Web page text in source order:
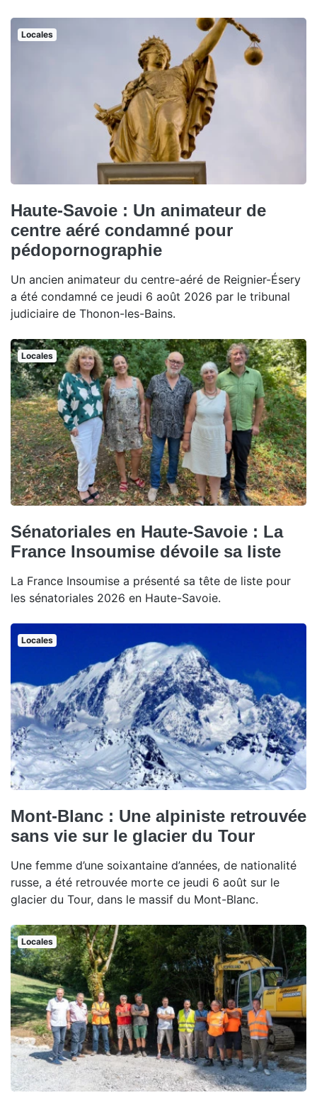
Locales
Haute-Savoie : Un animateur de
centre aéré condamné pour
pédopornographie
Un ancien animateur du centre-aéré de Reignier-Ésery
a été condamné ce jeudi 6 août 2026 par le tribunal
judiciaire de Thonon-les-Bains.
Locales
Sénatoriales en Haute-Savoie : La
France Insoumise dévoile sa liste
La France Insoumise a présenté sa tête de liste pour
les sénatoriales 2026 en Haute-Savoie.
Locales
Mont-Blanc : Une alpiniste retrouvée
sans vie sur le glacier du Tour
Une femme d’une soixantaine d’années, de nationalité
russe, a été retrouvée morte ce jeudi 6 août sur le
glacier du Tour, dans le massif du Mont-Blanc.
Locales